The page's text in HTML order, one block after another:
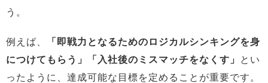
う。
例えば、
「即戦力となるためのロジカルシンキングを身
につけてもらう」「入社後のミスマッチをなくす」
とい
ったように、達成可能な目標を定めることが重要です。